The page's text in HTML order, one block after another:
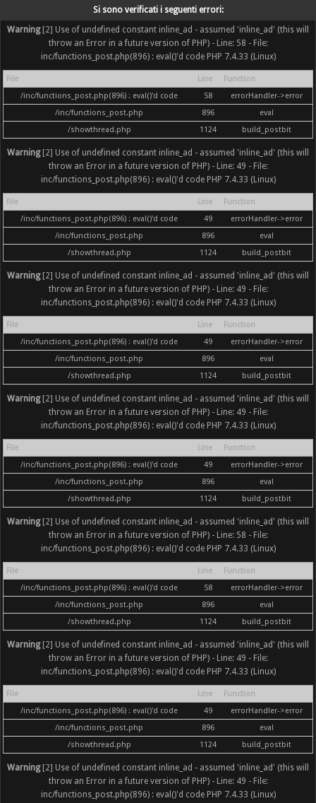
Si sono verificati i seguenti errori:
Warning[2] Use of undefined constant inline_ad - assumed 'inline_ad' (this will
throw an Error in a future version of PHP) - Line: 58 - File:
inc/functions_post.php(896) : eval()'d code PHP 7.4.33 (Linux)
File Line
Function
/inc/functions_post.php(896) : eval()'d code
58
errorHandler->error
/inc/functions_post.php
896
eval
/showthread.php
1124 build_postbit
Warning[2] Use of undefined constant inline_ad - assumed 'inline_ad' (this will
throw an Error in a future version of PHP) - Line: 49 - File:
inc/functions_post.php(896) : eval()'d code PHP 7.4.33 (Linux)
File Line
Function
/inc/functions_post.php(896) : eval()'d code
49
errorHandler->error
/inc/functions_post.php
896
eval
/showthread.php
1124 build_postbit
Warning[2] Use of undefined constant inline_ad - assumed 'inline_ad' (this will
throw an Error in a future version of PHP) - Line: 49 - File:
inc/functions_post.php(896) : eval()'d code PHP 7.4.33 (Linux)
File Line
Function
/inc/functions_post.php(896) : eval()'d code
49
errorHandler->error
/inc/functions_post.php
896
eval
/showthread.php
1124 build_postbit
Warning[2] Use of undefined constant inline_ad - assumed 'inline_ad' (this will
throw an Error in a future version of PHP) - Line: 49 - File:
inc/functions_post.php(896) : eval()'d code PHP 7.4.33 (Linux)
File Line
Function
/inc/functions_post.php(896) : eval()'d code
49
errorHandler->error
/inc/functions_post.php
896
eval
/showthread.php
1124 build_postbit
Warning[2] Use of undefined constant inline_ad - assumed 'inline_ad' (this will
throw an Error in a future version of PHP) - Line: 58 - File:
inc/functions_post.php(896) : eval()'d code PHP 7.4.33 (Linux)
File Line
Function
/inc/functions_post.php(896) : eval()'d code
58
errorHandler->error
/inc/functions_post.php
896
eval
/showthread.php
1124 build_postbit
Warning[2] Use of undefined constant inline_ad - assumed 'inline_ad' (this will
throw an Error in a future version of PHP) - Line: 49 - File:
inc/functions_post.php(896) : eval()'d code PHP 7.4.33 (Linux)
File Line
Function
/inc/functions_post.php(896) : eval()'d code
49
errorHandler->error
/inc/functions_post.php
896
eval
/showthread.php
1124 build_postbit
Warning[2] Use of undefined constant inline_ad - assumed 'inline_ad' (this will
throw an Error in a future version of PHP) - Line: 49 - File:
inc/functions_post.php(896) : eval()'d code PHP 7.4.33 (Linux)